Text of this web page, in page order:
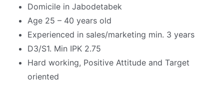
Domicile in Jabodetabek
Age 25 – 40 years old
Experienced in sales/marketing min. 3 years
D3/S1. Min IPK 2.75
Hard working, Positive Attitude and Target
oriented